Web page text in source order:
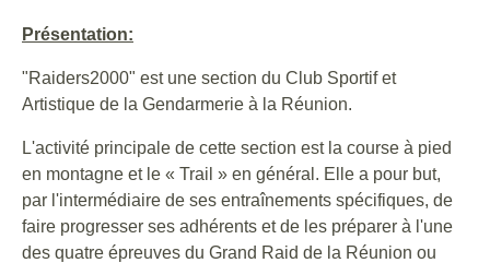
Présentation:
"Raiders2000" est une section du Club Sportif et
Artistique de la Gendarmerie à la Réunion.
L'activité principale de cette section est la course à pied
en montagne et le « Trail » en général. Elle a pour but,
par l'intermédiaire de ses entraînements spécifiques, de
faire progresser ses adhérents et de les préparer à l'une
des quatre épreuves du Grand Raid de la Réunion ou